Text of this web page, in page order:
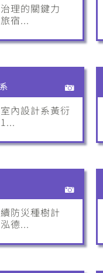
理的關鍵力
宿...
內設計系黃衍
防災種樹計
德...